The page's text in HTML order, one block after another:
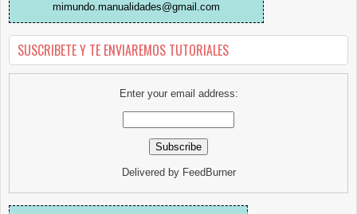
mimundo.manualidades@gmail.com
SUSCRIBETE Y TE ENVIAREMOS TUTORIALES
Enter your email address:
Delivered by FeedBurner